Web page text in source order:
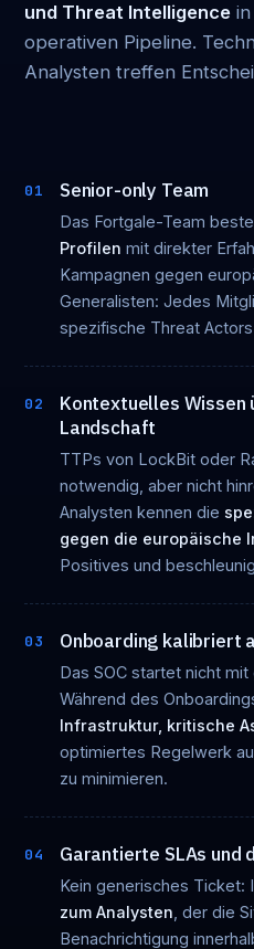
und Threat Intelligence
operativen Pipeline.
Analysten treffen
01 Senior-only Team
Das Fortgale-Team
Profilen mit direkter
Kampagnen gegen
Generalisten: Jedes
spezifische Threat
02
Kontextuelles Wissen
Landschaft
TTPs von LockBit oder
notwendig, aber nicht
Analysten kennen die
gegen die europäische
Positives und
03 Onboarding kalibriert
Das SOC startet nicht
Während des
Infrastruktur, kritische
optimiertes Regelwerk
zu minimieren.
04 Garantierte SLAs und
Kein generisches Ticket:
zum Analysten , der die
Benachrichtigung